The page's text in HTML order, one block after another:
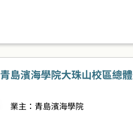
青島濱海學院大珠山校區總
業主：青島濱海學院